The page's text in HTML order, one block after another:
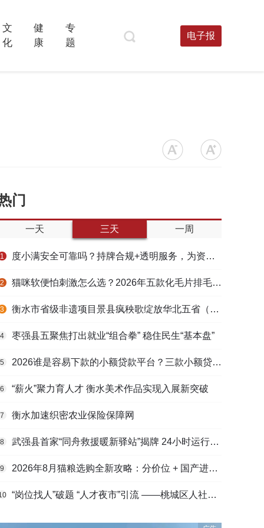
文
化
健
康
专
题
电子报
门
一天 三天 一周
1 度小满安全可靠吗？持牌合规+透明服务，为资金周转筑牢多重保障
2 猫咪软便怕刺激怎么选？2026年五款化毛片排毛护肠避坑指南
3 衡水市省级非遗项目景县疯秧歌绽放华北五省（区）市舞蹈大赛舞台
4 枣强县五聚焦打出就业“组合拳” 稳住民生“基本盘”
5 2026谁是容易下款的小额贷款平台？三款小额贷款产品全面对比
6 “薪火”聚力育人才 衡水美术作品实现入展新突破
7 衡水加速织密农业保险保障网
8 武强县首家“同舟救援暖新驿站”揭牌 24小时运行守护户外劳动者
9 2026年8月猫粮选购全新攻略：分价位 + 国产进口测评，幼猫 / 成猫 / 老年猫适配，口碑好粮
“岗位找人”破题 “人才夜市”引流 ——桃城区人社局多维发力促进高校毕业生高质量充分就业